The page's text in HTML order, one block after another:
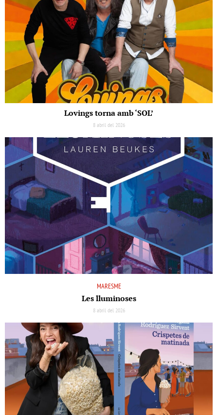
Lovings torna amb ‘SOL’
8 abril del 2026
MARESME
Les lluminoses
8 abril del 2026